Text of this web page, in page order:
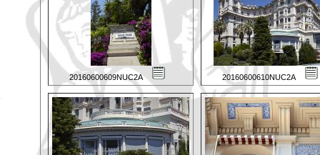
20160600609NUC2A 20160600610NUC2A